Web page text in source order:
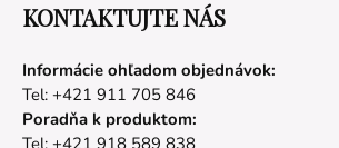
KONTAKTUJTE NÁS
Informácie ohľadom objednávok:
Tel: +421 911 705 846
Poradňa k produktom: